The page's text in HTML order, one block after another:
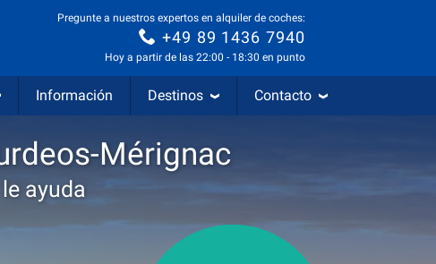
Pregunte a nuestros expertos en alquiler de coches:
+49 89 1436 7940
Hoy a partir de las 22:00 - 18:30 en punto
Información Destinos Contacto
Mérignac
ayuda